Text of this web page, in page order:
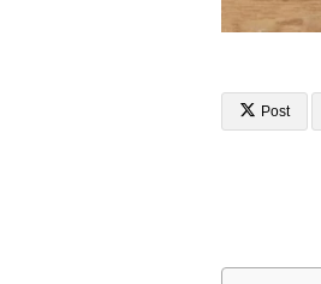
Post